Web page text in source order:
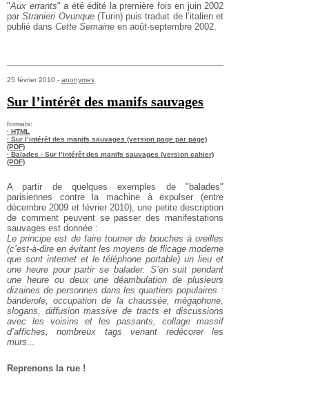
"Aux errants" a été édité la première fois en juin 2002
parStranieri Ovunque(Turin) puis traduit de l’italien et
publié dans Cette Semaine en août-septembre 2002.
25 février 2010 - anonymes
Sur l’intérêt des manifs sauvages
formats:
· HTML
· Sur l’intérêt des manifs sauvages (version page par page)
(PDF)
· Balades - Sur l’intérêt des manifs sauvages (version cahier)
(PDF)
A partir de quelques exemples de "balades"
parisiennes contre la machine à expulser (entre
décembre 2009 et février 2010), une petite description
de comment peuvent se passer des manifestations
sauvages est donnée :
Le principe est de faire tourner de bouches à oreilles
(c’est-à-dire en évitant les moyens de flicage moderne
que sont internet et le téléphone portable) un lieu et
une heure pour partir se balader. S’en suit pendant
une heure ou deux une déambulation de plusieurs
dizaines de personnes dans les quartiers populaires :
banderole, occupation de la chaussée, mégaphone,
slogans, diffusion massive de tracts et discussions
avec les voisins et les passants, collage massif
d’affiches, nombreux tags venant redécorer les
murs...
Reprenons la rue !